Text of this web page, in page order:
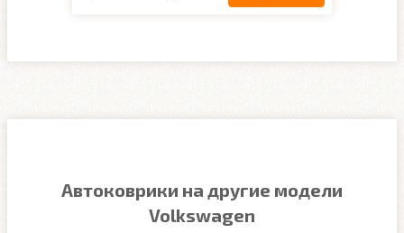
Автоковрики на другие модели
Volkswagen